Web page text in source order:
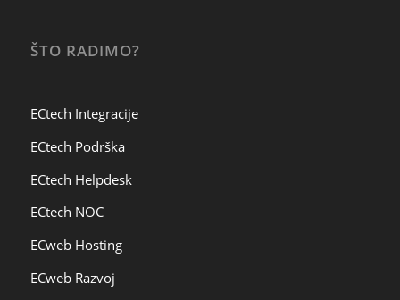
ŠTO RADIMO?
ECtech Integracije
ECtech Podrška
ECtech Helpdesk
ECtech NOC
ECweb Hosting
ECweb Razvoj